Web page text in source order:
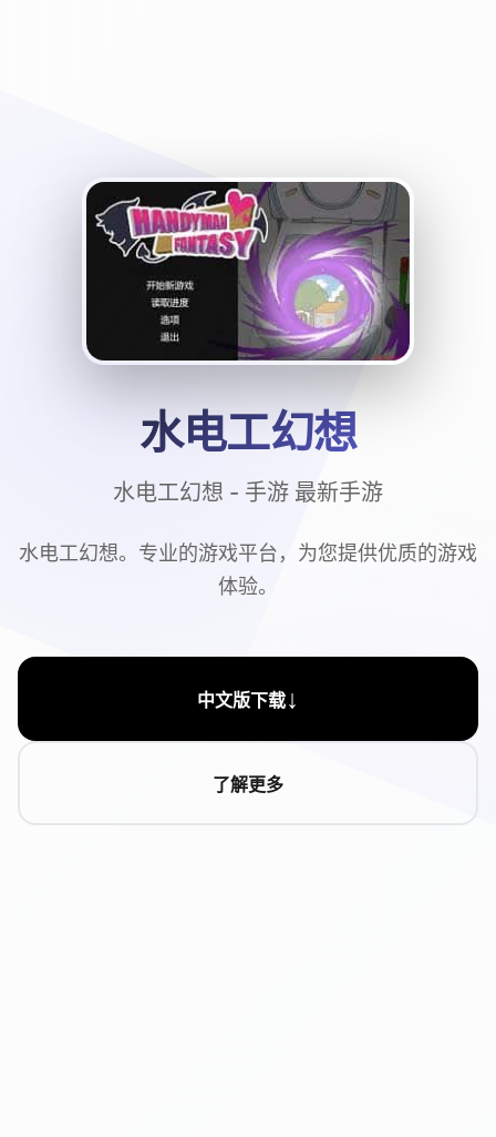
水电工幻想
水电工幻想 - 手游 最新手游
水电工幻想。专业的游戏平台，为您提供优质的游戏
体验。
中文版下载↓
了解更多